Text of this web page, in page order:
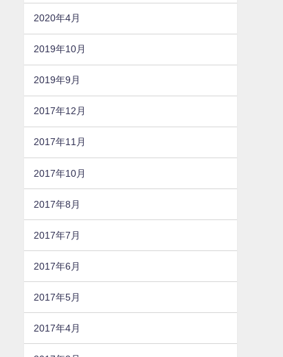
2020年4月
2019年10月
2019年9月
2017年12月
2017年11月
2017年10月
2017年8月
2017年7月
2017年6月
2017年5月
2017年4月